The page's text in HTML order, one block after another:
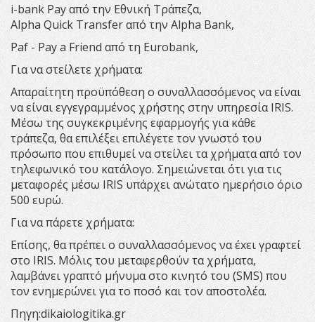
i-bank Pay από την Εθνική Τράπεζα,
Alpha Quick Transfer από την Alpha Bank,
Paf - Pay a Friend από τη Eurobank,
Για να στείλετε χρήματα:
Απαραίτητη προϋπόθεση ο συναλλασσόμενος να είναι
να είναι εγγεγραμμένος χρήστης στην υπηρεσία IRIS.
Μέσω της συγκεκριμένης εφαρμογής για κάθε
τράπεζα, θα επιλέξει επιλέγετε τον γνωστό του
πρόσωπο που επιθυμεί να στείλει τα χρήματα από τον
τηλεφωνικό του κατάλογο. Σημειώνεται ότι για τις
μεταφορές μέσω IRIS υπάρχει ανώτατο ημερήσιο όριο
500 ευρώ.
Για να πάρετε χρήματα:
Επίσης, θα πρέπει ο συναλλασσόμενος να έxει γραφτεί
στο IRIS. Μόλις του μεταφερθούν τα χρήματα,
λαμβάνει γραπτό μήνυμα στο κινητό του (SMS) που
τον ενημερώνει για το ποσό και τον αποστολέα.
Πηγη:dikaiologitika.gr